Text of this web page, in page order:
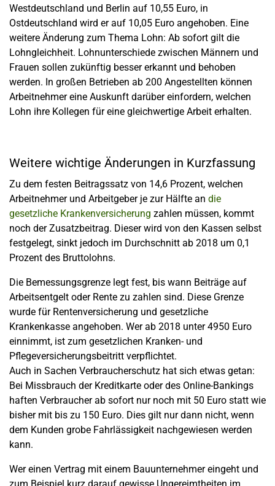
Westdeutschland und Berlin auf 10,55 Euro, in
Ostdeutschland wird er auf 10,05 Euro angehoben. Eine
weitere Änderung zum Thema Lohn: Ab sofort gilt die
Lohngleichheit. Lohnunterschiede zwischen Männern und
Frauen sollen zukünftig besser erkannt und behoben
werden. In großen Betrieben ab 200 Angestellten können
Arbeitnehmer eine Auskunft darüber einfordern, welchen
Lohn ihre Kollegen für eine gleichwertige Arbeit erhalten.
Weitere wichtige Änderungen in Kurzfassung
Zu dem festen Beitragssatz von 14,6 Prozent, welchen
Arbeitnehmer und Arbeitgeber je zur Hälfte an die
gesetzliche Krankenversicherung zahlen müssen, kommt
noch der Zusatzbeitrag. Dieser wird von den Kassen selbst
festgelegt, sinkt jedoch im Durchschnitt ab 2018 um 0,1
Prozent des Bruttolohns.
Die Bemessungsgrenze legt fest, bis wann Beiträge auf
Arbeitsentgelt oder Rente zu zahlen sind. Diese Grenze
wurde für Rentenversicherung und gesetzliche
Krankenkasse angehoben. Wer ab 2018 unter 4950 Euro
einnimmt, ist zum gesetzlichen Kranken- und
Pflegeversicherungsbeitritt verpflichtet.
Auch in Sachen Verbraucherschutz hat sich etwas getan:
Bei Missbrauch der Kreditkarte oder des Online-Bankings
haften Verbraucher ab sofort nur noch mit 50 Euro statt wie
bisher mit bis zu 150 Euro. Dies gilt nur dann nicht, wenn
dem Kunden grobe Fahrlässigkeit nachgewiesen werden
kann.
Wer einen Vertrag mit einem Bauunternehmer eingeht und